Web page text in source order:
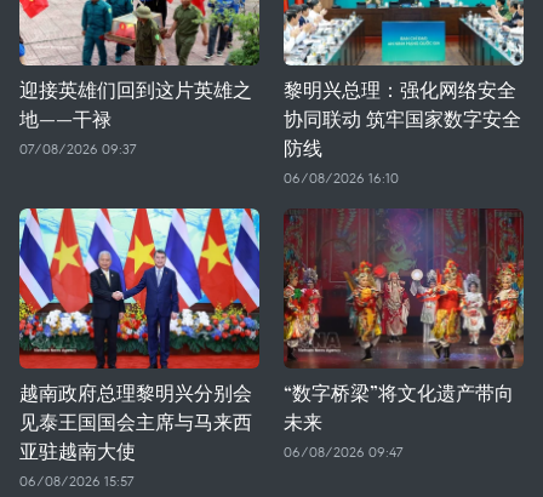
迎接英雄们回到这片英雄之
地——干禄
07/08/2026 09:37
黎明兴总理：强化网络安全
协同联动 筑牢国家数字安全
防线
06/08/2026 16:10
越南政府总理黎明兴分别会
见泰王国国会主席与马来西
亚驻越南大使
06/08/2026 15:57
“数字桥梁”将文化遗产带向
未来
06/08/2026 09:47